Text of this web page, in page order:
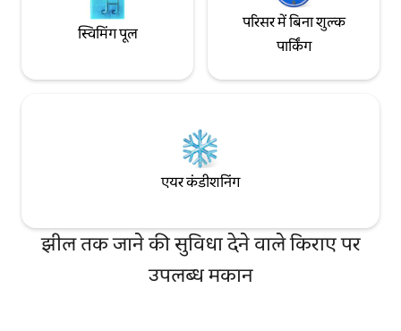
स्विमिंग पूल
परिसर में बिना शुल्क
पार्किंग
एयर कंडीशनिंग
झील तक जाने की सुविधा देने वाले किराए पर
उपलब्ध मकान